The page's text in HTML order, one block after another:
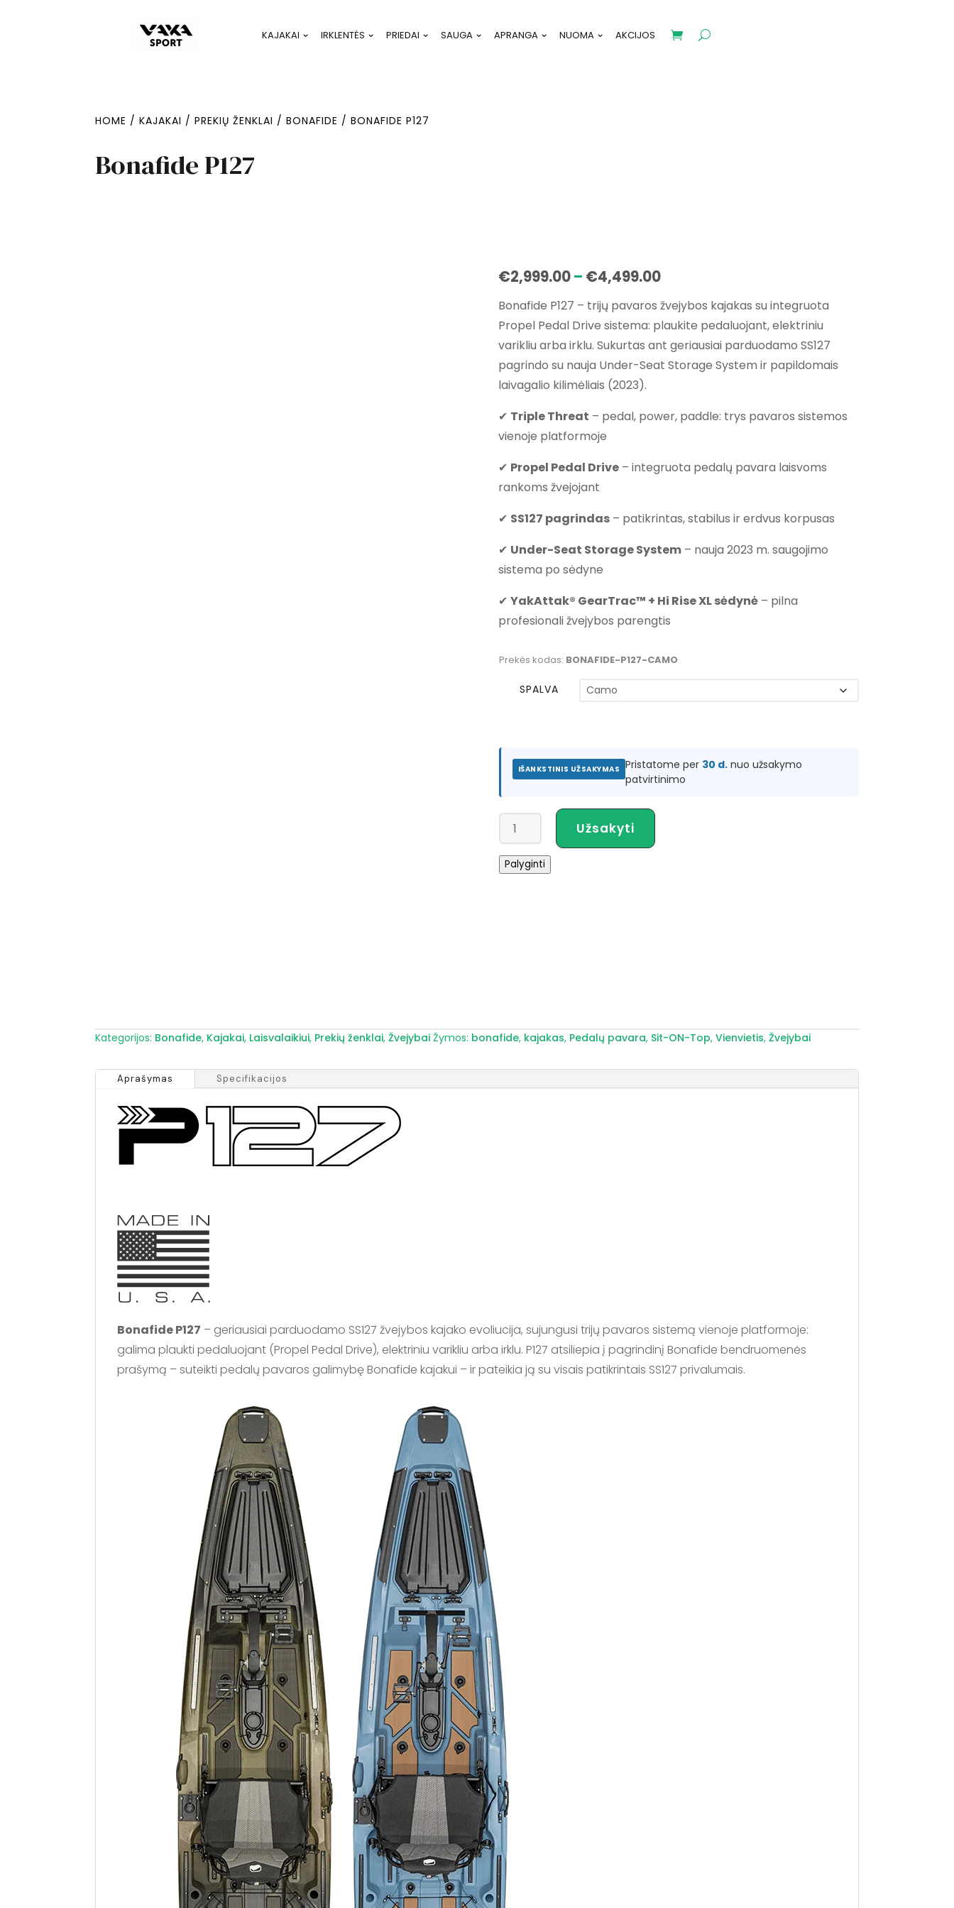
KAJAKAI IRKLENTĖS PRIEDAI SAUGA APRANGA NUOMA AKCIJOS
HOME /KAJAKAI /PREKIŲ ŽENKLAI /BONAFIDE / BONAFIDE P127
Bonafide P127
€2,999.00– €4,499.00Price
€2,999.00
through
€4,499.00
Bonafide P127 – trijų pavaros žvejybos kajakas su integruota
Propel Pedal Drive sistema: plaukite pedaluojant, elektriniu
varikliu arba irklu. Sukurtas ant geriausiai parduodamo SS127
pagrindo su nauja Under-Seat Storage System ir papildomais
laivagalio kilimėliais (2023).
✔ Triple Threat – pedal, power, paddle: trys pavaros sistemos
vienoje platformoje
✔ Propel Pedal Drive– integruota pedalų pavara laisvoms
rankoms žvejojant
✔ SS127 pagrindas– patikrintas, stabilus ir erdvus korpusas
✔ Under-Seat Storage System– nauja 2023 m. saugojimo
sistema po sėdyne
✔ YakAttak® GearTrac™ + Hi Rise XL sėdynė– pilna
profesionali žvejybos parengtis
Prekės kodas: BONAFIDE-P127-CAMO
SPALVA
IŠANKSTINIS UŽSAKYMAS Pristatome per 30 d. nuo užsakymo
patvirtinimo
kiekis:
Bonafide
P127
Užsakyti
Palyginti
Kategorijos: Bonafide, Kajakai, Laisvalaikiui, Prekių ženklai,Žvejybai Žymos: bonafide, kajakas, Pedalų pavara, Sit-ON-Top,Vienvietis,Žvejybai
Aprašymas Specifikacijos
Bonafide P127 – geriausiai parduodamo SS127 žvejybos kajako evoliucija, sujungusi trijų pavaros sistemą vienoje platformoje:
galima plaukti pedaluojant (Propel Pedal Drive), elektriniu varikliu arba irklu. P127 atsiliepia į pagrindinį Bonafide bendruomenės
prašymą – suteikti pedalų pavaros galimybę Bonafide kajakui – ir pateikia ją su visais patikrintais SS127 privalumais.